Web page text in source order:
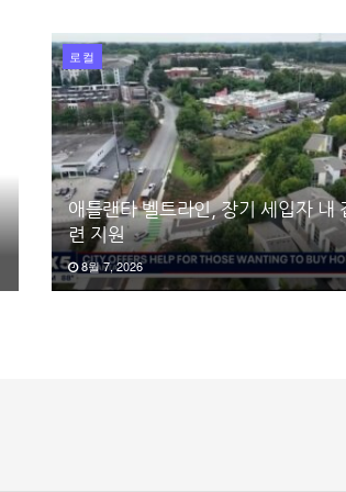
로컬
애틀랜타 벨트라인, 장기 세입자 내
련 지원
8월 7, 2026